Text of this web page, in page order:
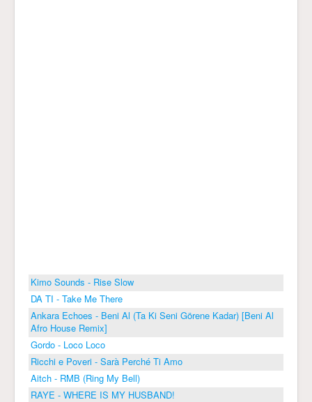
Kimo Sounds - Rise Slow
DA TI - Take Me There
Ankara Echoes - Beni Al (Ta Ki Seni Görene Kadar) [Beni Al
Afro House Remix]
Gordo - Loco Loco
Ricchi e Poveri - Sarà Perché Ti Amo
Aitch - RMB (Ring My Bell)
RAYE - WHERE IS MY HUSBAND!